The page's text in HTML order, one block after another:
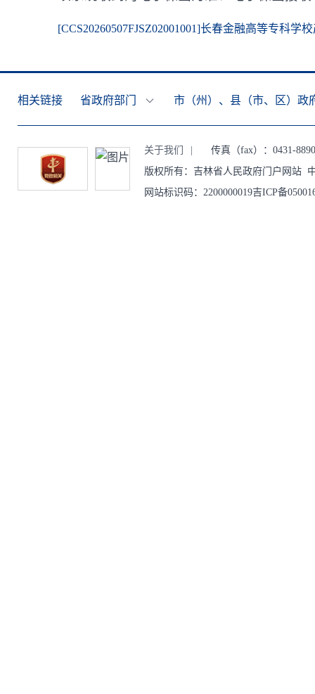
[CCS20260507FJSZ02001001]长春金融高等专科
相关链接 省政府部门 市（州）、县（市、区）政
关于我们
传真（fax）：0431-
版权所有：吉林省人民政府门户网站
网站标识码：2200000019吉ICP备